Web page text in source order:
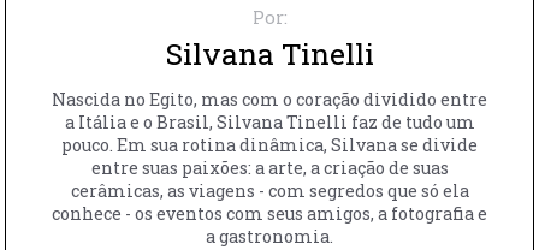
Por:
Silvana Tinelli
Nascida no Egito, mas com o coração dividido entre
a Itália e o Brasil, Silvana Tinelli faz de tudo um
pouco. Em sua rotina dinâmica, Silvana se divide
entre suas paixões: a arte, a criação de suas
cerâmicas, as viagens - com segredos que só ela
conhece - os eventos com seus amigos, a fotografia e
a gastronomia.